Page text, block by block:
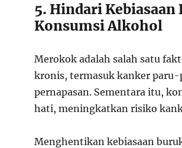
5. Hindari
Konsumsi Alkohol
Merokok adalah salah satu
kronis, termasuk kanker
pernapasan. Sementara itu,
hati, meningkatkan risiko
Menghentikan kebiasaan